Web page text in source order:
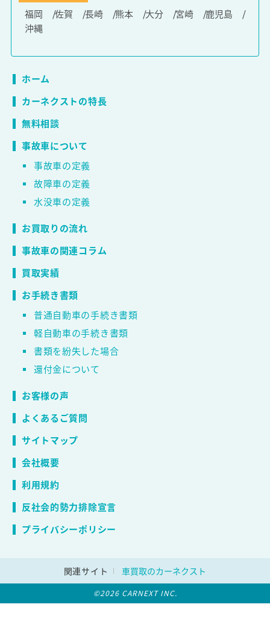
福岡
佐賀 長崎 熊本 大分 宮崎
鹿児島
沖縄
ホーム
カーネクストの特長
無料相談
事故車について
事故車の定義
故障車の定義
水没車の定義
お買取りの流れ
事故車の関連コラム
買取実績
お手続き書類
普通自動車の手続き書類
軽自動車の手続き書類
書類を紛失した場合
還付金について
お客様の声
よくあるご質問
サイトマップ
会社概要
利用規約
反社会的勢力排除宣言
プライバシーポリシー
関連サイト 車買取のカーネクスト
©2026 CARNEXT INC.